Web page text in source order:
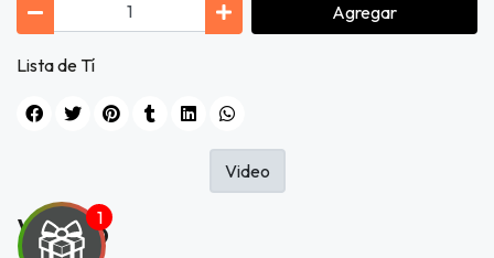
Agregar
Lista de Tí
Video
Video